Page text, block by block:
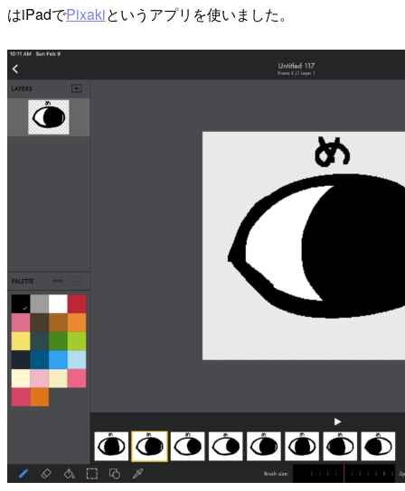
はiPadでPixakiというアプリを使いました。